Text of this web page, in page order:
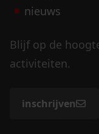
nieuws
Blijf op de
activiteiten.
inschrijven